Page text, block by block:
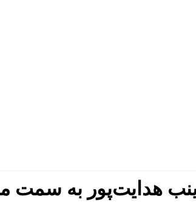
هدایت‌پور به سمت